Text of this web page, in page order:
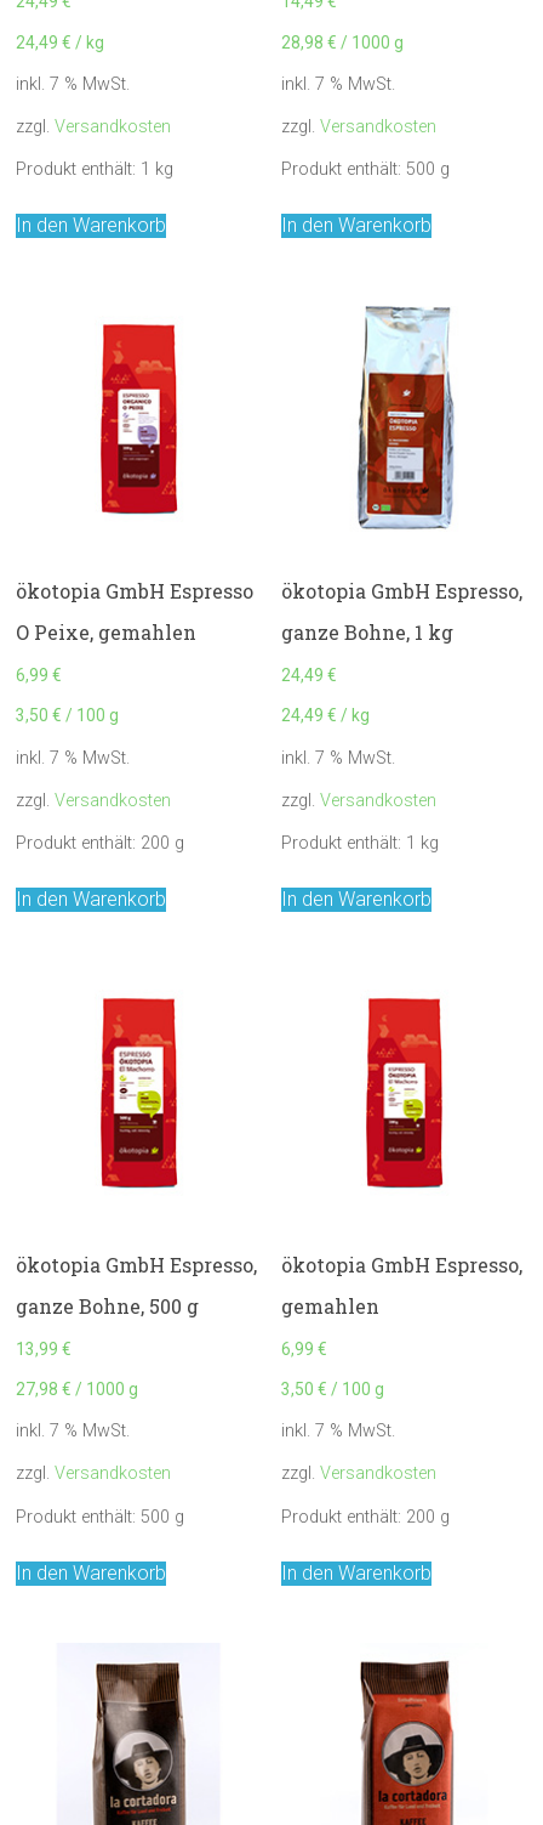
24,49€ /kg
inkl. 7 % MwSt.
zzgl.Versandkosten
Produkt enthält: 1 kg
In den Warenkorb
28,98€ / 1000 g
inkl. 7 % MwSt.
zzgl.Versandkosten
Produkt enthält: 500 g
In den Warenkorb
ökotopia GmbH Espresso
O Peixe, gemahlen
6,99€
3,50€ / 100 g
inkl. 7 % MwSt.
zzgl.Versandkosten
Produkt enthält: 200 g
In den Warenkorb
ökotopia GmbH Espresso,
ganze Bohne, 1 kg
24,49€
24,49€ / kg
inkl. 7 % MwSt.
zzgl.Versandkosten
Produkt enthält: 1 kg
In den Warenkorb
ökotopia GmbH Espresso,
ganze Bohne, 500 g
13,99€
27,98€ / 1000 g
inkl. 7 % MwSt.
zzgl.Versandkosten
Produkt enthält: 500 g
In den Warenkorb
ökotopia GmbH Espresso,
gemahlen
6,99€
3,50€ / 100 g
inkl. 7 % MwSt.
zzgl.Versandkosten
Produkt enthält: 200 g
In den Warenkorb